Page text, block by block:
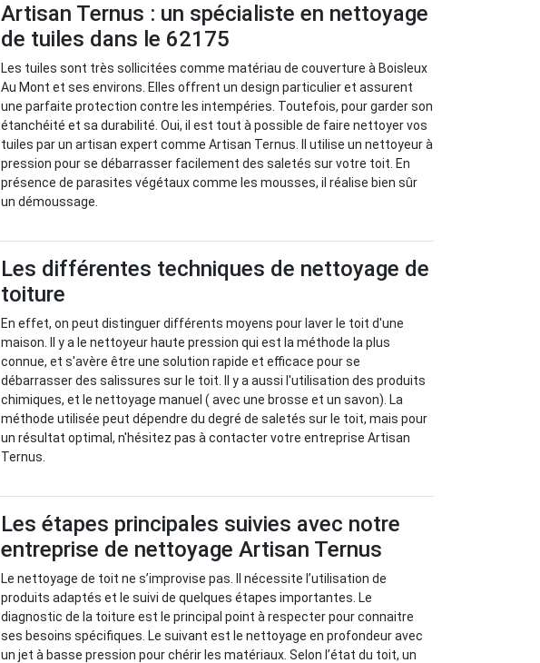
Artisan Ternus : un spécialiste en nettoyage
de tuiles dans le 62175
Les tuiles sont très sollicitées comme matériau de couverture à Boisleux
Au Mont et ses environs. Elles offrent un design particulier et assurent
une parfaite protection contre les intempéries. Toutefois, pour garder son
étanchéité et sa durabilité. Oui, il est tout à possible de faire nettoyer vos
tuiles par un artisan expert comme Artisan Ternus. Il utilise un nettoyeur à
pression pour se débarrasser facilement des saletés sur votre toit. En
présence de parasites végétaux comme les mousses, il réalise bien sûr
un démoussage.
Les différentes techniques de nettoyage de
toiture
En effet, on peut distinguer différents moyens pour laver le toit d'une
maison. Il y a le nettoyeur haute pression qui est la méthode la plus
connue, et s'avère être une solution rapide et efficace pour se
débarrasser des salissures sur le toit. Il y a aussi l'utilisation des produits
chimiques, et le nettoyage manuel ( avec une brosse et un savon). La
méthode utilisée peut dépendre du degré de saletés sur le toit, mais pour
un résultat optimal, n'hésitez pas à contacter votre entreprise Artisan
Ternus.
Les étapes principales suivies avec notre
entreprise de nettoyage Artisan Ternus
Le nettoyage de toit ne s’improvise pas. Il nécessite l’utilisation de
produits adaptés et le suivi de quelques étapes importantes. Le
diagnostic de la toiture est le principal point à respecter pour connaitre
ses besoins spécifiques. Le suivant est le nettoyage en profondeur avec
un jet à basse pression pour chérir les matériaux. Selon l’état du toit, un